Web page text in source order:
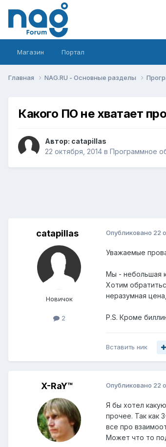
Магазин Портал
Главная NAG.RU - Основные разделы
Какого ПО не хватает
Автор: catapillas
22 октября, 2014 в Программное
catapillas
Новичок
2
Опубликовано 22
Уважаемые
Мы - небольшая
Хотим
неразумная
P.S. Кроме
Вставить ник
X-RaY™ Опубликовано 22
Я бы хотел
прочее. Так как
все про
Может что то